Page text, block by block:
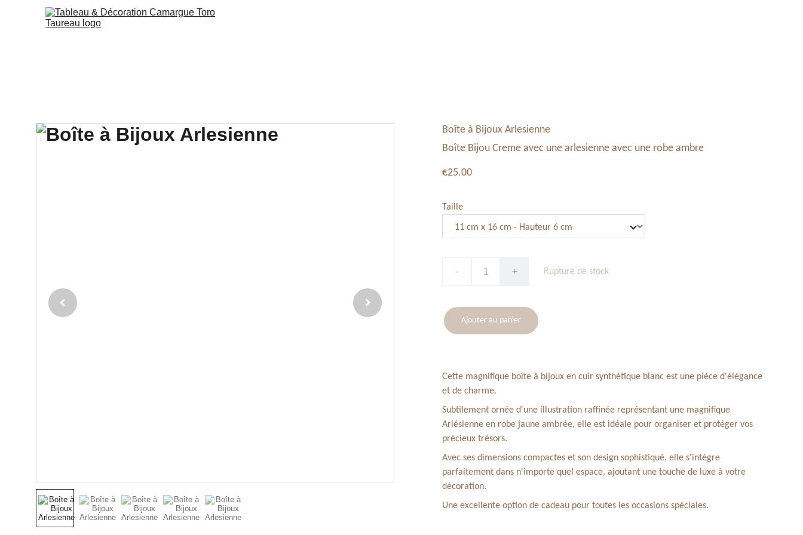
Boîte à Bijoux Arlesienne
Boîte Bijou Creme avec une arlesienne avec une robe ambre
€25.00
Taille
- + Rupture de stock
Ajouter au panier
Cette magnifique boîte à bijoux en cuir synthétique blanc est une pièce d'élégance
et de charme.
Subtilement ornée d'une illustration raffinée représentant une magnifique
Arlésienne en robe jaune ambrée, elle est idéale pour organiser et protéger vos
précieux trésors.
Avec ses dimensions compactes et son design sophistiqué, elle s'intègre
parfaitement dans n'importe quel espace, ajoutant une touche de luxe à votre
décoration.
Une excellente option de cadeau pour toutes les occasions spéciales.